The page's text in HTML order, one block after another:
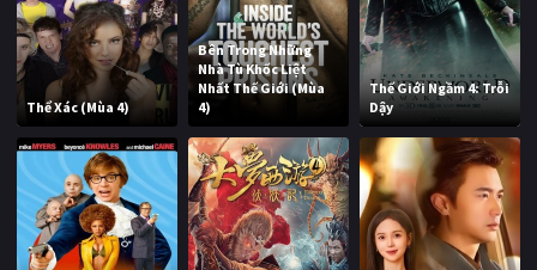
Thể Xác (Mùa 4)
Bên Trong Những
Nhà Tù Khốc Liệt
Nhất Thế Giới (Mùa
4)
Thế Giới Ngầm 4: Trỗi
Dậy